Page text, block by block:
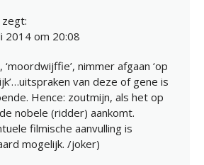
zegt:
2014 om 20:08
‘moordwijffie’, nimmer afgaan ‘op
van deze of gene is
Hence: zoutmijn, als het op
nobele (ridder) aankomt.
filmische aanvulling is
mogelijk. /joker)